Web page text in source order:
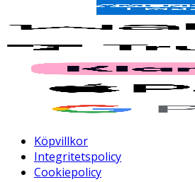
Köpvillkor
Integritetspolicy
Cookiepolicy